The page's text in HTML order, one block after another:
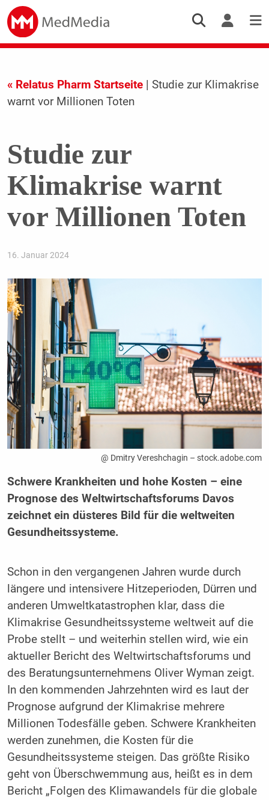
« Relatus Pharm Startseite| Studie zur Klimakrise
warnt vor Millionen Toten
Studie zur
Klimakrise warnt
vor Millionen Toten
16. Januar 2024
@ Dmitry Vereshchagin – stock.adobe.com
Schwere Krankheiten und hohe Kosten – eine
Prognose des Weltwirtschaftsforums Davos
zeichnet ein düsteres Bild für die weltweiten
Gesundheitssysteme.
Schon in den vergangenen Jahren wurde durch
längere und intensivere Hitzeperioden, Dürren und
anderen Umweltkatastrophen klar, dass die
Klimakrise Gesundheitssysteme weltweit auf die
Probe stellt – und weiterhin stellen wird, wie ein
aktueller Bericht des Weltwirtschaftsforums und
des Beratungsunternehmens Oliver Wyman zeigt.
In den kommenden Jahrzehnten wird es laut der
Prognose aufgrund der Klimakrise mehrere
Millionen Todesfälle geben. Schwere Krankheiten
werden zunehmen, die Kosten für die
Gesundheitssysteme steigen. Das größte Risiko
geht von Überschwemmung aus, heißt es in dem
Bericht „Folgen des Klimawandels für die globale